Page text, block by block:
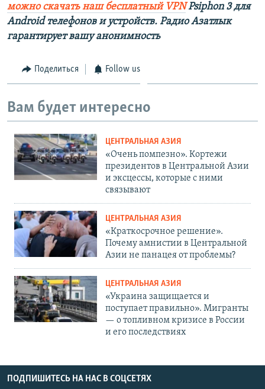
можно скачать наш бесплатный VPNPsiphon 3 для
Android телефонов и устройств. Радио Азатлык
гарантирует вашу анонимность
Поделиться Follow us
Вам будет интересно
ЦЕНТРАЛЬНАЯ АЗИЯ
«Очень помпезно». Кортежи
президентов в Центральной Азии
и эксцессы, которые с ними
связывают
ЦЕНТРАЛЬНАЯ АЗИЯ
«Краткосрочное решение».
Почему амнистии в Центральной
Азии не панацея от проблемы?
ЦЕНТРАЛЬНАЯ АЗИЯ
«Украина защищается и
поступает правильно». Мигранты
— о топливном кризисе в России
и его последствиях
ПОДПИШИТЕСЬ НА НАС В СОЦСЕТЯХ